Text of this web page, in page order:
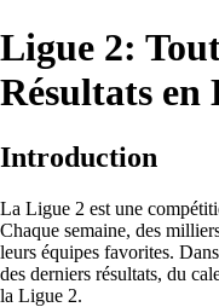
Ligue 2:
Résultats en
Introduction
La Ligue 2 est une
Chaque semaine, des
leurs équipes favorites.
des derniers résultats, du
la Ligue 2.